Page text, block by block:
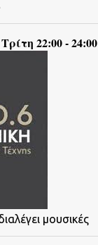
22:00 - 24:00
μουσικές